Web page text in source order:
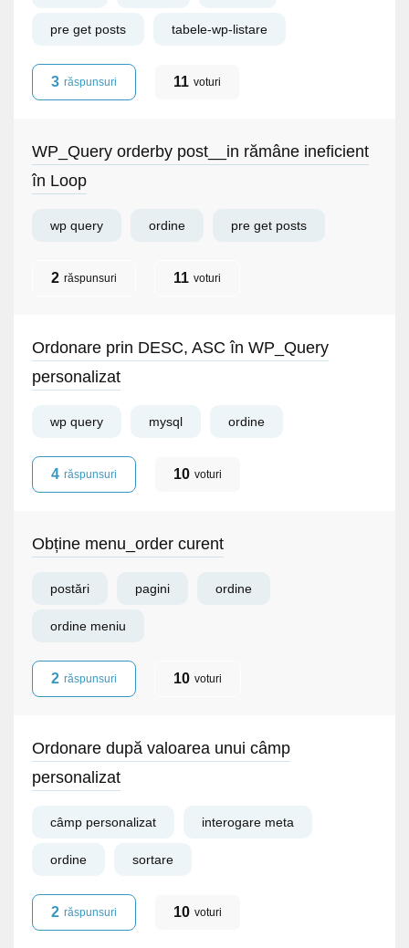
pre get posts tabele-wp-listare
3 răspunsuri 11 voturi
WP_Query orderby post__in rămâne ineficient
în Loop
wp query ordine pre get posts
2 răspunsuri 11 voturi
Ordonare prin DESC, ASC în WP_Query
personalizat
wp query mysql ordine
4 răspunsuri 10 voturi
Obține menu_order curent
postări pagini ordine
ordine meniu
2 răspunsuri 10 voturi
Ordonare după valoarea unui câmp
personalizat
câmp personalizat interogare meta
ordine sortare
2 răspunsuri 10 voturi